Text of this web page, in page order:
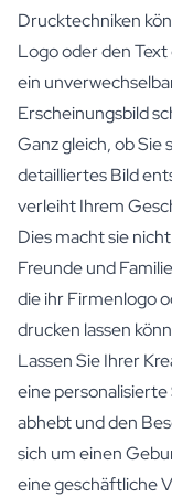
Drucktechniken
Logo oder den
ein
Erscheinungsbild
Ganz gleich, ob Sie
detailliertes Bild
verleiht Ihrem
Dies macht sie
Freunde und
die ihr Firmenlogo
drucken lassen
Lassen Sie Ihrer
eine
abhebt und den
sich um einen
eine geschäftliche